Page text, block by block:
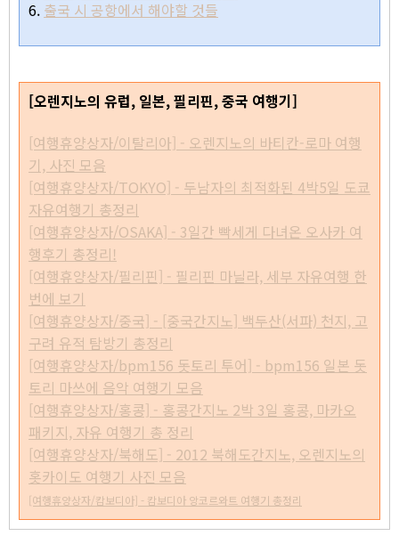
6. 출국 시 공항에서 해야할 것들
[오렌지노의 유럽, 일본, 필리핀, 중국 여행기]
[여행휴양상자/이탈리아] - 오렌지노의 바티칸-로마 여행
기, 사진 모음
[여행휴양상자/TOKYO] - 두남자의 최적화된 4박5일 도쿄
자유여행기 총정리
[여행휴양상자/OSAKA] - 3일간 빡세게 다녀온 오사카 여
행후기 총정리!
[여행휴양상자/필리핀] - 필리핀 마닐라, 세부 자유여행 한
번에 보기
[여행휴양상자/중국] - [중국간지노] 백두산(서파) 천지, 고
구려 유적 탐방기 총정리
[여행휴양상자/bpm156 돗토리 투어] - bpm156 일본 돗
토리 마쓰에 음악 여행기 모음
[여행휴양상자/홍콩] - 홍콩간지노 2박 3일 홍콩, 마카오
패키지, 자유 여행기 총 정리
[여행휴양상자/북해도] - 2012 북해도간지노, 오렌지노의
홋카이도 여행기 사진 모음
[여행휴양상자/캄보디아] - 캄보디아 앙코르와트 여행기 총정리